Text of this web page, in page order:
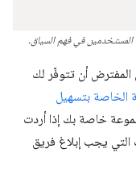
في فهم السياق.
المفترض أن تتوفّر لك
الخاصة بتسهيل
خاصة بك إذا أردت
التي يجب إبلاغ فريق